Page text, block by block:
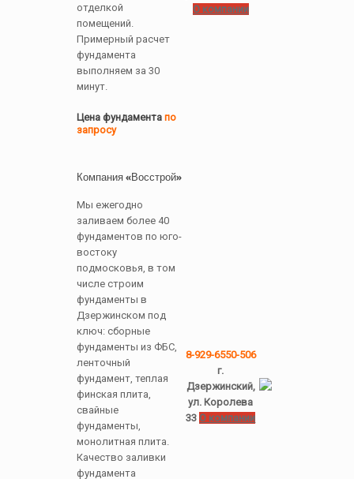
отделкой
помещений.
Примерный расчет
фундамента
выполняем за 30
минут.
Цена фундаментапо
запросу
О компании
Компания «Восстрой»
Мы ежегодно
заливаем более 40
фундаментов по юго-
востоку
подмосковья, в том
числе строим
фундаменты в
Дзержинском под
ключ: сборные
фундаменты из ФБС,
ленточный
фундамент, теплая
финская плита,
свайные
фундаменты,
монолитная плита.
Качество заливки
фундамента
8-929-6550-506
г.
Дзержинский,
ул. Королева
33 О компании